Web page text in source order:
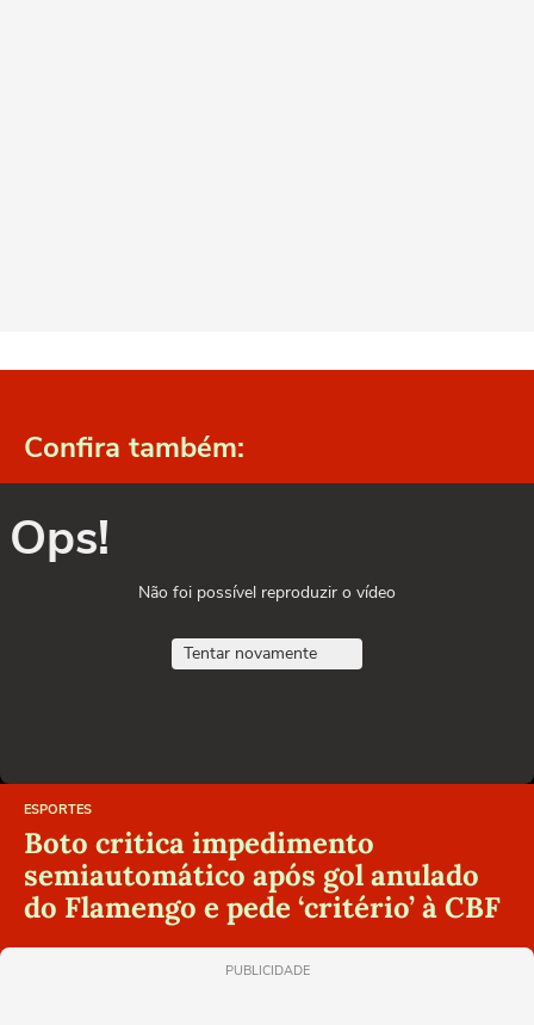
Confira também:
Ops!
Não foi possível reproduzir o vídeo
Tentar novamente
ESPORTES
Boto critica impedimento
semiautomático após gol anulado
do Flamengo e pede ‘critério’ à CBF
PUBLICIDADE